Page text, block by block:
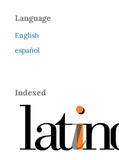
Language
English
español
Indexed